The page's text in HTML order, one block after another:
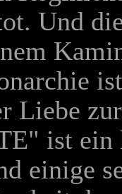
Und
Liebe
ist ein
einige